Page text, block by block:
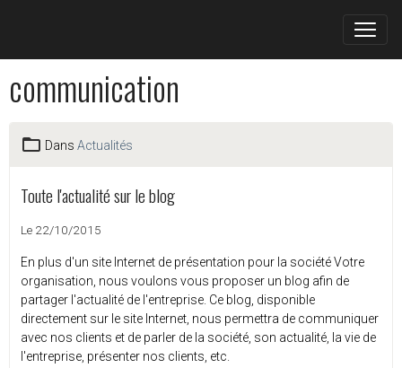
communication
Dans Actualités
Toute l'actualité sur le blog
Le 22/10/2015
En plus d'un site Internet de présentation pour la société Votre
organisation, nous voulons vous proposer un blog afin de
partager l'actualité de l'entreprise. Ce blog, disponible
directement sur le site Internet, nous permettra de communiquer
avec nos clients et de parler de la société, son actualité, la vie de
l'entreprise, présenter nos clients, etc.